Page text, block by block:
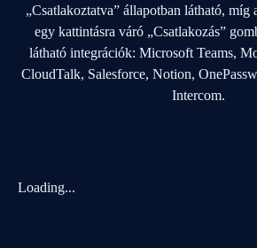
Loading...